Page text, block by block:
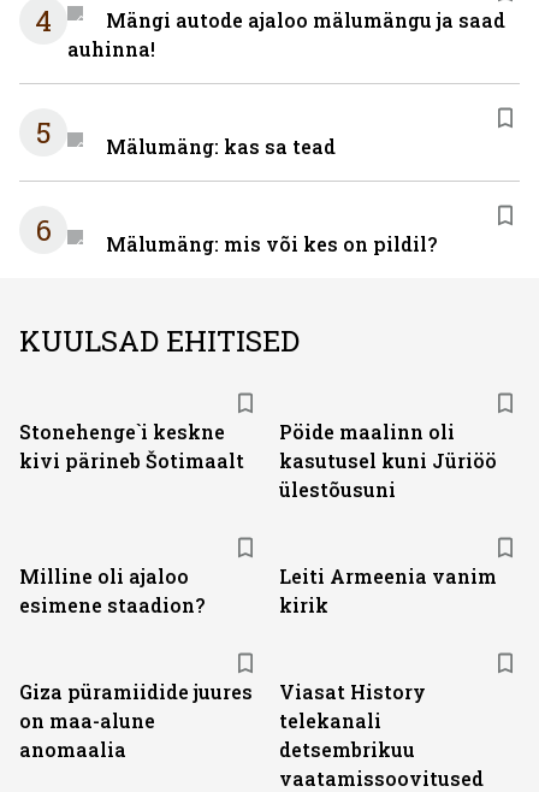
4
Mängi autode ajaloo mälumängu ja saad
auhinna!
5 Mälumäng: kas sa tead
6 Mälumäng: mis või kes on pildil?
KUULSAD EHITISED
Stonehenge`i keskne
kivi pärineb Šotimaalt
Pöide maalinn oli
kasutusel kuni Jüriöö
ülestõusuni
Milline oli ajaloo
esimene staadion?
Leiti Armeenia vanim
kirik
Giza püramiidide juures
on maa-alune
anomaalia
Viasat History
telekanali
detsembrikuu
vaatamissoovitused